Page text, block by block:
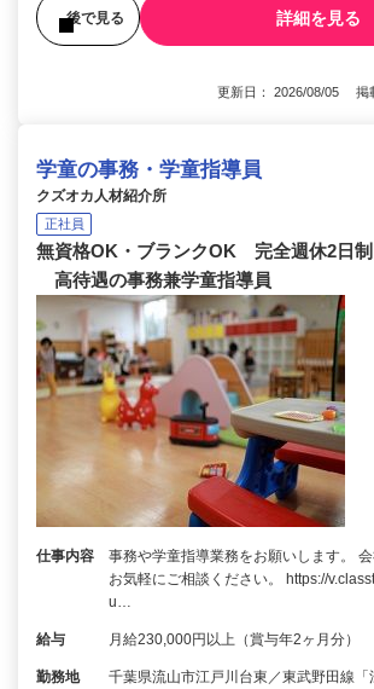
後で見る 詳細を見る
更新日： 2026/08/05 掲
学童の事務・学童指導員
クズオカ人材紹介所
正社員
無資格OK・ブランクOK 完全週休2日制
高待遇の事務兼学童指導員
仕事内容
事務や学童指導業務をお願いします。
お気軽にご相談ください。 https://
u…
給与 月給230,000円以上（賞与年2ヶ月分）
勤務地
千葉県流山市江戸川台東／東武野田線「